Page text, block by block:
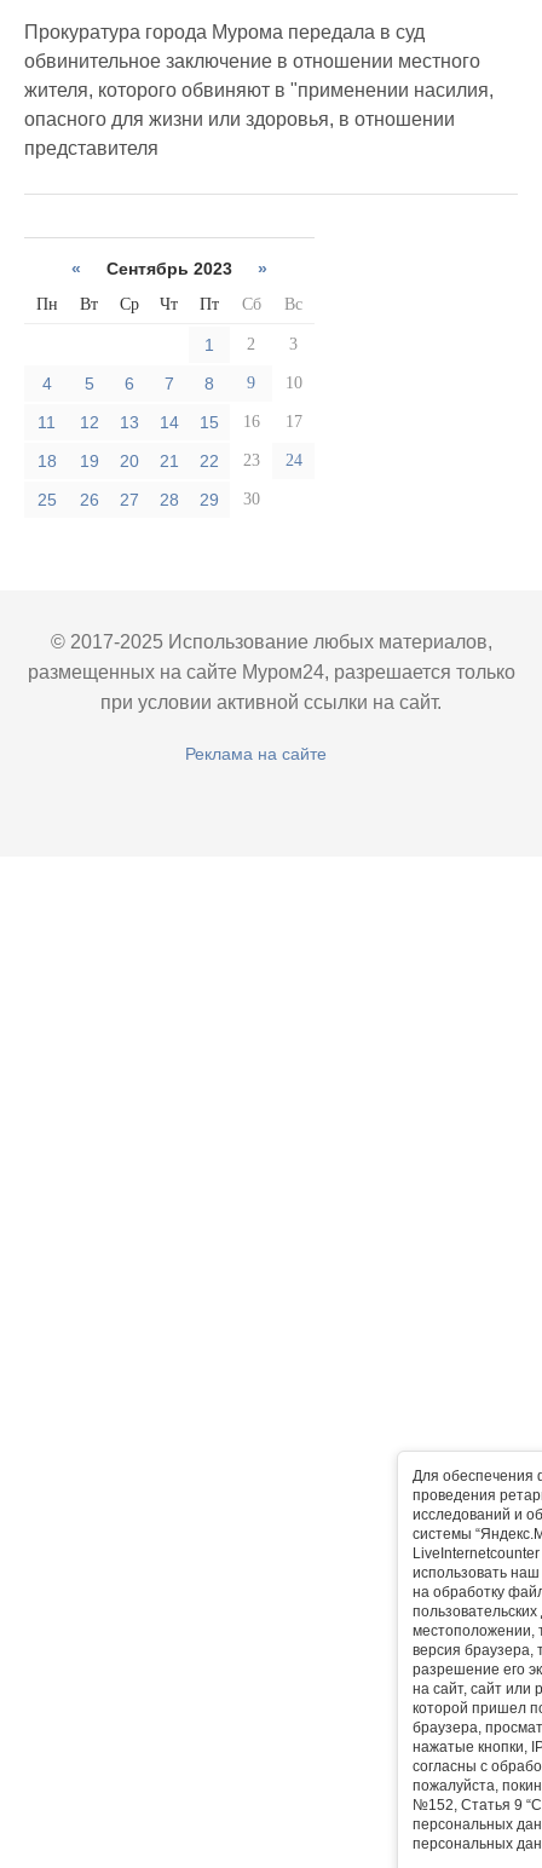
Для обеспечения
проведения
исследований и
системы
использовать
на обработку
местоположении,
версия браузера,
разрешение его
на сайт, сайт или
которой пришел
браузера,
нажатые кнопки,
согласны с
пожалуйста,
№152, Статья 9
персональных
персональных
Прокуратура города Мурома передала в суд
обвинительное заключение в отношении местного
жителя, которого обвиняют в "применении насилия,
опасного для жизни или здоровья, в отношении
представителя
« Сентябрь 2023 »
Пн Вт Ср Чт Пт Сб Вс
1 2 3
4 5 6 7 8 9 10
11 12 13 14 15 16 17
18 19 20 21 22 23 24
25 26 27 28 29 30
© 2017-2025 Использование любых материалов,
размещенных на сайте Муром24, разрешается только
при условии активной ссылки на сайт.
Реклама на сайте